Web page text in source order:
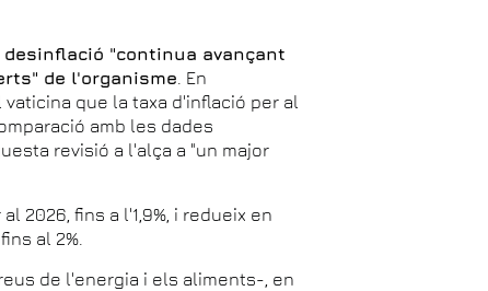
desinflació "continua avançant
de l'organisme . En
que la taxa d'inflació per al
amb les dades
revisió a l'alça a "un major
2026, fins a l'1,9%, i redueix en
al 2%.
de l'energia i els aliments-, en